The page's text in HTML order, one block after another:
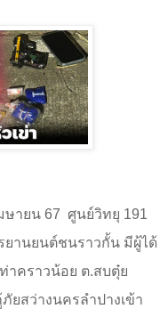
ษายน 67 ศูนย์วิทยุ 191
ยานยนต์ชนราวกั้น มีผู้ได้
าคราวน้อย ต.สบตุ๋ย
ยสว่างนครลำปางเข้า